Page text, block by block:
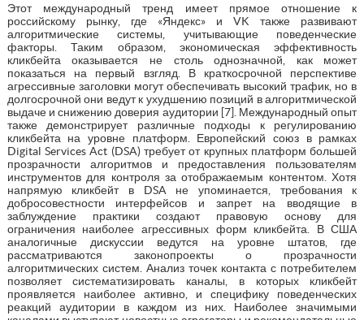
Этот международный тренд имеет прямое отношение к
российскому рынку, где «Яндекс» и VK также развивают
алгоритмические системы, учитывающие поведенческие
факторы. Таким образом, экономическая эффективность
кликбейта оказывается не столь однозначной, как может
показаться на первый взгляд. В краткосрочной перспективе
агрессивные заголовки могут обеспечивать высокий трафик, но в
долгосрочной они ведут к ухудшению позиций в алгоритмической
выдаче и снижению доверия аудитории [7]. Международный опыт
также демонстрирует различные подходы к регулированию
кликбейта на уровне платформ. Европейский союз в рамках
Digital Services Act (DSA) требует от крупных платформ большей
прозрачности алгоритмов и предоставления пользователям
инструментов для контроля за отображаемым контентом. Хотя
напрямую кликбейт в DSA не упоминается, требования к
добросовестности интерфейсов и запрет на вводящие в
заблуждение практики создают правовую основу для
ограничения наиболее агрессивных форм кликбейта. В США
аналогичные дискуссии ведутся на уровне штатов, где
рассматриваются законопроекты о прозрачности
алгоритмических систем. Анализ точек контакта с потребителем
позволяет систематизировать каналы, в которых кликбейт
проявляется наиболее активно, и специфику поведенческих
реакций аудитории в каждом из них. Наиболее значимыми